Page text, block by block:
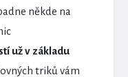
někde na
už v základu
triků vám